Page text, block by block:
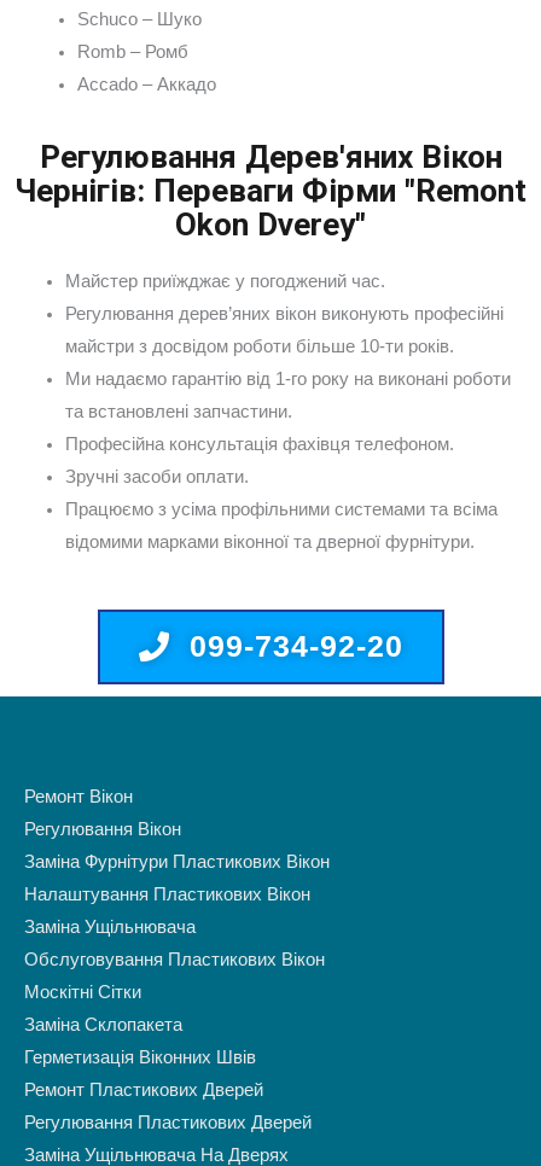
Schuco – Шуко
Romb – Ромб
Accado – Аккадо
Регулювання Дерев'яних Вікон
Чернігів: Переваги Фірми "Remont
Okon Dverey"
Майстер приїжджає у погоджений час.
Регулювання дерев’яних вікон виконують професійні
майстри з досвідом роботи більше 10-ти років.
Ми надаємо гарантію від 1-го року на виконані роботи
та встановлені запчастини.
Професійна консультація фахівця телефоном.
Зручні засоби оплати.
Працюємо з усіма профільними системами та всіма
відомими марками віконної та дверної фурнітури.
099-734-92-20
Ремонт Вікон
Регулювання Вікон
Заміна Фурнітури Пластикових Вікон
Налаштування Пластикових Вікон
Заміна Ущільнювача
Обслуговування Пластикових Вікон
Москітні Сітки
Заміна Склопакета
Герметизація Віконних Швів
Ремонт Пластикових Дверей
Регулювання Пластикових Дверей
Заміна Ущільнювача На Дверях